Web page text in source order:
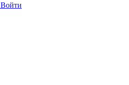
Войти